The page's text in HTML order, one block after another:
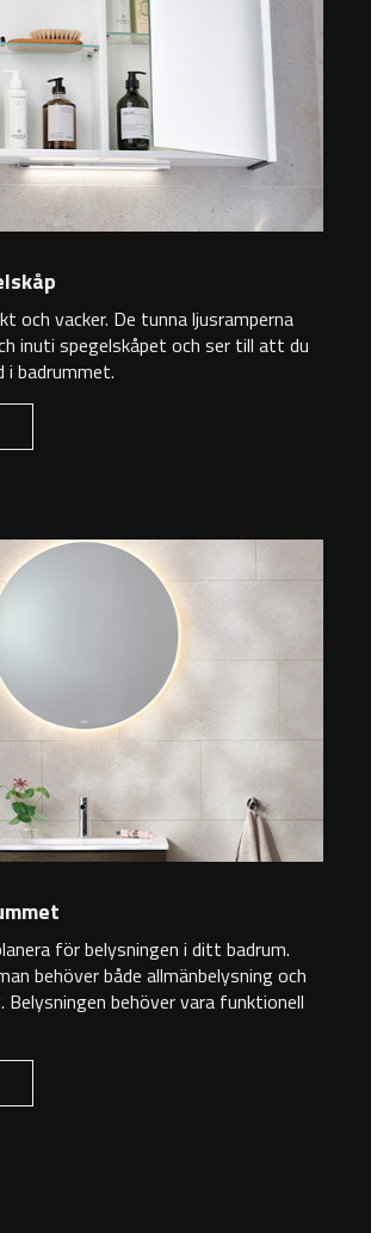
och vacker. De tunna ljusramperna
inuti spegelskåpet och ser till att du
i badrummet.
för belysningen i ditt badrum.
behöver både allmänbelysning och
behöver vara funktionell